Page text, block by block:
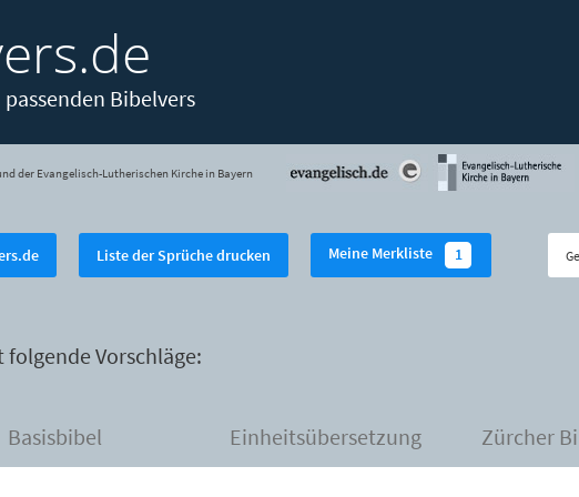
Bibelvers
der Evangelisch-Lutherischen Kirche in Bayern
Liste der Sprüche drucken Meine Merkliste 1
Vorschläge:
Basisbibel Einheitsübersetzung Zürcher